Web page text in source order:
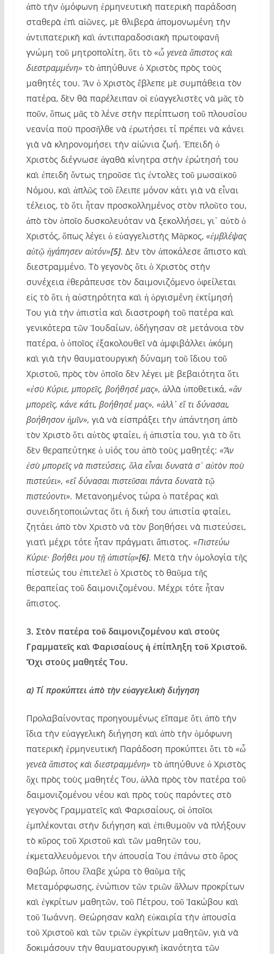
ἀπὸ τὴν ὁμόφωνη ἑρμηνευτικὴ πατερικὴ παράδοση
σταθερὰ ἐπὶ αἰῶνες, μὲ θλιβερὰ ἀπομονωμένη τὴν
ἀντιπατερικὴ καὶ ἀντιπαραδοσιακὴ πρωτοφανῆ
γνώμη τοῦ μητροπολίτη, ὅτι τὸ «ὦ γενεὰ ἄπιστος καὶ
διεστραμμένη» τὸ ἀπηύθυνε ὁ Χριστὸς πρὸς τοὺς
μαθητές του. Ἂν ὁ Χριστὸς ἔβλεπε μὲ συμπάθεια τὸν
πατέρα, δὲν θὰ παρέλειπαν οἱ εὐαγγελιστὲς νὰ μᾶς τὸ
ποῦν, ὅπως μᾶς τὸ λένε στὴν περίπτωση τοῦ πλουσίου
νεανία ποὺ προσῆλθε νὰ ἐρωτήσει τί πρέπει νὰ κάνει
γιὰ νὰ κληρονομήσει τὴν αἰώνια ζωή. Ἐπειδὴ ὁ
Χριστὸς διέγνωσε ἀγαθὰ κίνητρα στὴν ἐρώτησή του
καὶ ἐπειδὴ ὄντως τηροῦσε τὶς ἐντολὲς τοῦ μωσαϊκοῦ
Νόμου, καὶ ἁπλῶς τοῦ ἔλειπε μόνον κάτι γιὰ νὰ εἶναι
τέλειος, τὸ ὅτι ἦταν προσκολλημένος στὸν πλοῦτο του,
ἀπὸ τὸν ὁποῖο δυσκολευόταν νὰ ξεκολλήσει, γι᾽ αὐτὸ ὁ
Χριστός, ὅπως λέγει ὁ εὐαγγελιστὴς Μᾶρκος, «ἐμβλέψας
αὐτῷ ἠγάπησεν αὐτόν»[5]. Δὲν τὸν ἀποκάλεσε ἄπιστο καὶ
διεστραμμένο. Τὸ γεγονὸς ὅτι ὁ Χριστὸς στὴν
συνέχεια ἐθεράπευσε τὸν δαιμονιζόμενο ὀφείλεται
εἰς τὸ ὅτι ἡ αὐστηρότητα καὶ ἡ ὀργισμένη ἐκτίμησή
Του γιὰ τὴν ἀπιστία καὶ διαστροφὴ τοῦ πατέρα καὶ
γενικότερα τῶν Ἰουδαίων, ὁδήγησαν σὲ μετάνοια τὸν
πατέρα, ὁ ὁποῖος ἐξακολουθεῖ νὰ ἀμφιβάλλει ἀκόμη
καὶ γιὰ τὴν θαυματουργικὴ δύναμη τοῦ ἴδιου τοῦ
Χριστοῦ, πρὸς τὸν ὁποῖο δὲν λέγει μὲ βεβαιότητα ὅτι
«ἐσὺ Κύριε, μπορεῖς, βοήθησέ μας», ἀλλὰ ὑποθετικά, «ἂν
μπορεῖς, κάνε κάτι, βοήθησέ μας», «ἀλλ᾽ εἴ τι δύνασαι,
βοήθησον ἡμῖν», γιὰ νὰ εἰσπράξει τὴν ἀπάντηση ἀπὸ
τὸν Χριστὸ ὅτι αὐτὸς φταίει, ἡ ἀπιστία του, γιὰ τὸ ὅτι
δὲν θεραπεύτηκε ὁ υἱός του ἀπὸ τοὺς μαθητές: «Ἂν
ἐσὺ μπορεῖς νὰ πιστεύσεις, ὅλα εἶναι δυνατὰ σ᾽ αὐτὸν ποὺ
πιστεύει», «εἴ δύνασαι πιστεῦσαι πάντα δυνατὰ τῷ
πιστεύοντι». Μετανοημένος τώρα ὁ πατέρας καὶ
συνειδητοποιώντας ὅτι ἡ δική του ἀπιστία φταίει,
ζητάει ἀπὸ τὸν Χριστὸ νὰ τὸν βοηθήσει νὰ πιστεύσει,
γιατὶ μέχρι τότε ἦταν πράγματι ἄπιστος. «Πιστεύω
Κύριε· βοήθει μου τῇ ἀπιστίᾳ»[6]. Μετὰ τὴν ὁμολογία τῆς
πίστεώς του ἐπιτελεῖ ὁ Χριστὸς τὸ θαῦμα τῆς
θεραπείας τοῦ δαιμονιζομένου. Μέχρι τότε ἦταν
ἄπιστος.
3. Στὸν πατέρα τοῦ δαιμονιζομένου καὶ στοὺς
Γραμματεῖς καὶ Φαρισαίους ἡ ἐπίπληξη τοῦ Χριστοῦ.
Ὄχι στοὺς μαθητές Του.
α) Τί προκύπτει ἀπὸ τὴν εὐαγγελικὴ διήγηση
Προλαβαίνοντας προηγουμένως εἴπαμε ὅτι ἀπὸ τὴν
ἴδια τὴν εὐαγγελικὴ διήγηση καὶ ἀπὸ τὴν ὁμόφωνη
πατερικὴ ἑρμηνευτικὴ Παράδοση προκύπτει ὅτι τὸ «ὦ
γενεὰ ἄπιστος καὶ διεστραμμένη» τὸ ἀπηύθυνε ὁ Χριστὸς
ὄχι πρὸς τοὺς μαθητές Του, ἀλλὰ πρὸς τὸν πατέρα τοῦ
δαιμονιζομένου νέου καὶ πρὸς τοὺς παρόντες στὸ
γεγονὸς Γραμματεῖς καὶ Φαρισαίους, οἱ ὁποῖοι
ἐμπλέκονται στὴν διήγηση καὶ ἐπιθυμοῦν νὰ πλήξουν
τὸ κῦρος τοῦ Χριστοῦ καὶ τῶν μαθητῶν του,
ἐκμεταλλευόμενοι τὴν ἀπουσία Του ἐπάνω στὸ ὄρος
Θαβώρ, ὅπου ἔλαβε χώρα τὸ θαῦμα τῆς
Μεταμόρφωσης, ἐνώπιον τῶν τριῶν ἄλλων προκρίτων
καὶ ἐγκρίτων μαθητῶν, τοῦ Πέτρου, τοῦ Ἰακώβου καὶ
τοῦ Ἰωάννη. Θεώρησαν καλὴ εὐκαιρία τὴν ἀπουσία
τοῦ Χριστοῦ καὶ τῶν τριῶν ἐγκρίτων μαθητῶν, γιὰ νὰ
δοκιμάσουν τὴν θαυματουργικὴ ἱκανότητα τῶν